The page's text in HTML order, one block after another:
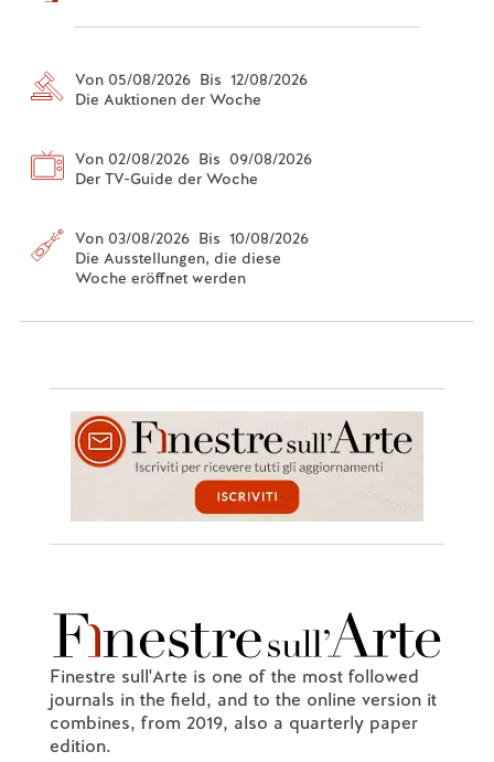
Von 05/08/2026 Bis 12/08/2026
Die Auktionen der Woche
Von 02/08/2026 Bis 09/08/2026
Der TV-Guide der Woche
Von 03/08/2026 Bis 10/08/2026
Die Ausstellungen, die diese
Woche eröffnet werden
Finestre sull'Arte is one of the most followed
journals in the field, and to the online version it
combines, from 2019, also a quarterly paper
edition.